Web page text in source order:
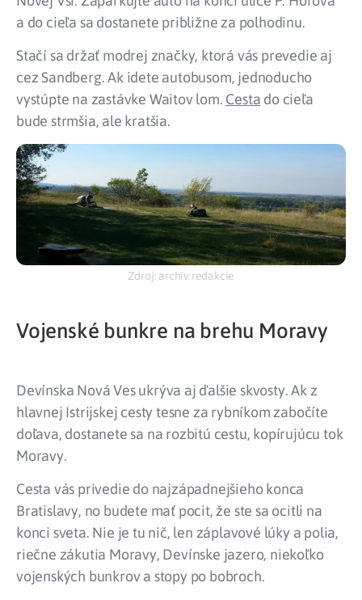
a do cieľa sa dostanete približne za polhodinu.
Stačí sa držať modrej značky, ktorá vás prevedie aj
cez Sandberg. Ak idete autobusom, jednoducho
vystúpte na zastávke Waitov lom. Cesta do cieľa
bude strmšia, ale kratšia.
Zdroj: archív redakcie
Vojenské bunkre na brehu Moravy
Devínska Nová Ves ukrýva aj ďalšie skvosty. Ak z
hlavnej Istrijskej cesty tesne za rybníkom zabočíte
doľava, dostanete sa na rozbitú cestu, kopírujúcu tok
Moravy.
Cesta vás privedie do najzápadnejšieho konca
Bratislavy, no budete mať pocit, že ste sa ocitli na
konci sveta. Nie je tu nič, len záplavové lúky a polia,
riečne zákutia Moravy, Devínske jazero, niekoľko
vojenských bunkrov a stopy po bobroch.